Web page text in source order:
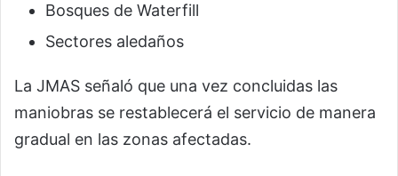
Bosques de Waterfill
Sectores aledaños
La JMAS señaló que una vez concluidas las
maniobras se restablecerá el servicio de manera
gradual en las zonas afectadas.